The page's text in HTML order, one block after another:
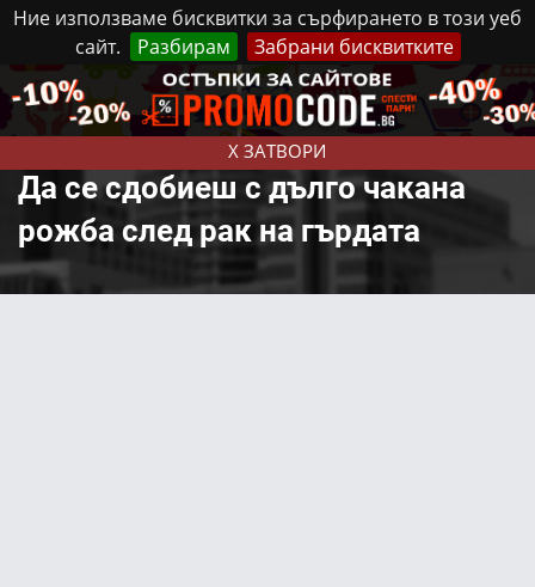
Ние използваме бисквитки за сърфирането в този уеб
сайт.
Разбирам Забрани бисквитките
X ЗАТВОРИ
Неделя, 9 Август, 2026 Реклама Контакти
Да се сдобиеш с дълго чакана
рожба след рак на гърдата